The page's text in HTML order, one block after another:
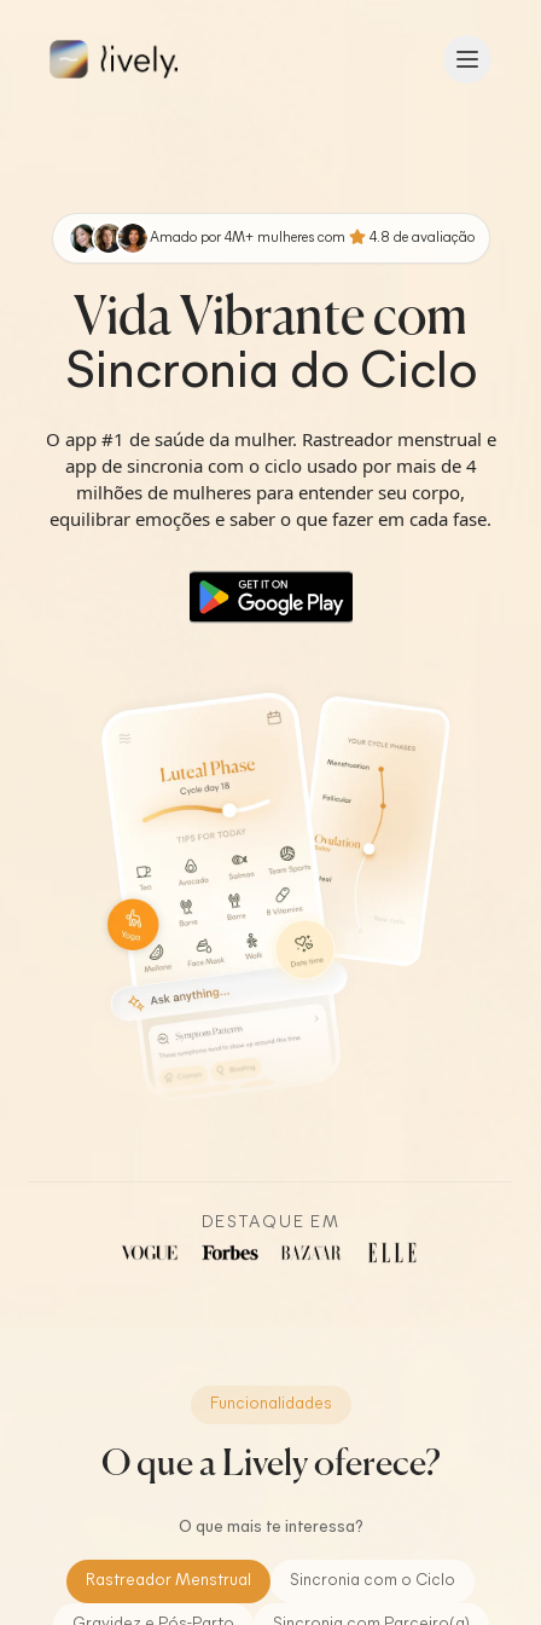
r
Amado por 4M+ mulheres com 4.8 de avaliação
Vida Vibrante com
Sincronia do Ciclo
O app #1 de saúde da mulher. Rastreador menstrual e
app de sincronia com o ciclo usado por mais de 4
milhões de mulheres para entender seu corpo,
equilibrar emoções e saber o que fazer em cada fase.
DESTAQUE EM
Funcionalidades
O que a Lively oferece?
O que mais te interessa?
Rastreador Menstrual Sincronia com o Ciclo